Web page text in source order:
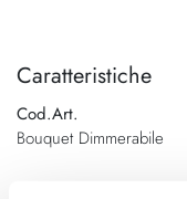
Caratteristiche
Cod.Art.
Bouquet Dimmerabile